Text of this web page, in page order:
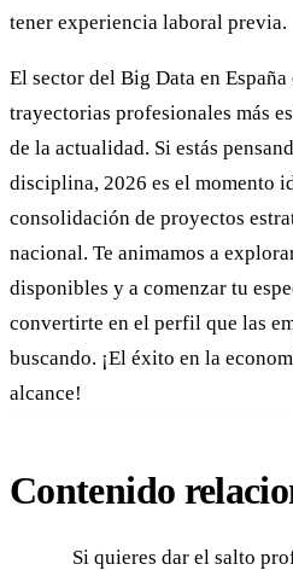
tener experiencia laboral previa.
El sector del Big Data en España
trayectorias profesionales más
de la actualidad. Si estás
disciplina, 2026 es el momento
consolidación de proyectos
nacional. Te animamos a
disponibles y a comenzar tu
convertirte en el perfil que las
buscando. ¡El éxito en la
alcance!
Contenido
Si quieres dar el salto